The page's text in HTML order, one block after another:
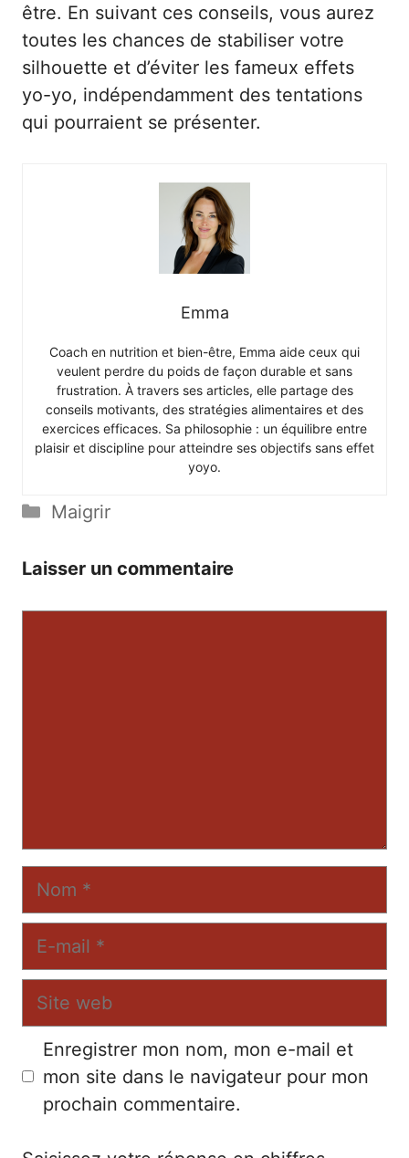
être. En suivant ces conseils, vous aurez
toutes les chances de stabiliser votre
silhouette et d’éviter les fameux effets
yo-yo, indépendamment des tentations
qui pourraient se présenter.
Emma
Coach en nutrition et bien-être, Emma aide ceux qui
veulent perdre du poids de façon durable et sans
frustration. À travers ses articles, elle partage des
conseils motivants, des stratégies alimentaires et des
exercices efficaces. Sa philosophie : un équilibre entre
plaisir et discipline pour atteindre ses objectifs sans effet
yoyo.
Catégories
Maigrir
Laisser un commentaire
Nom
E-
Site
Enregistrer mon nom, mon e-mail et
mon site dans le navigateur pour mon
prochain commentaire.